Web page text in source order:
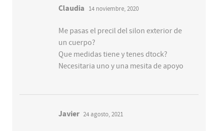
Claudia 14 noviembre, 2020
Me pasas el precil del silon exterior de
un cuerpo?
Que medidas tiene y tenes dtock?
Necesitaria uno y una mesita de apoyo
Javier 24 agosto, 2021